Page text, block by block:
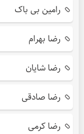
رامین بی باک
رضا بهرام
رضا شایان
رضا صادقی
رضا کرمی